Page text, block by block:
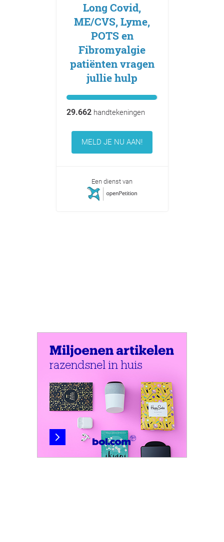
Long Covid,
ME/CVS, Lyme,
POTS en
Fibromyalgie
patiënten vragen
jullie hulp
29.662handtekeningen
MELD JE NU AAN!
Een dienst van